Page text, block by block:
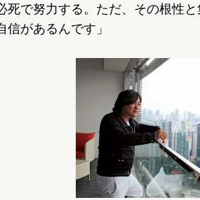
死で努力する。ただ、その根性
信があるんです」